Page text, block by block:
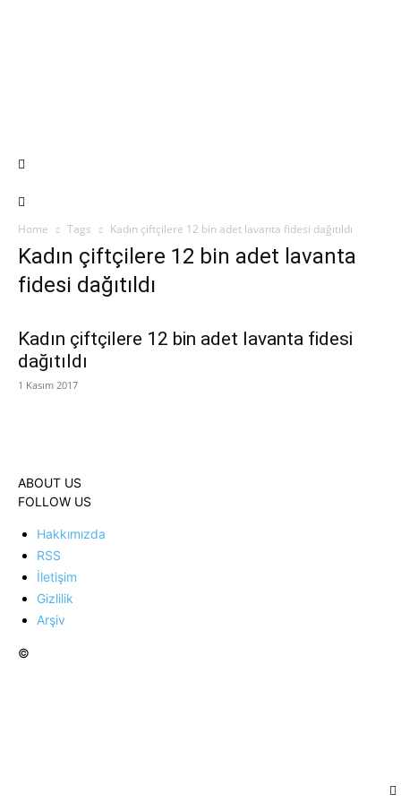
Home Tags Kadın çiftçilere 12 bin adet lavanta fidesi dağıtıldı
Kadın çiftçilere 12 bin adet lavanta
fidesi dağıtıldı
Kadın çiftçilere 12 bin adet lavanta fidesi
dağıtıldı
1 Kasım 2017
ABOUT US
FOLLOW US
Hakkımızda
RSS
İletişim
Gizlilik
Arşiv
©